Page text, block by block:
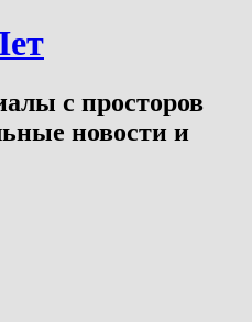
с просторов
новости и